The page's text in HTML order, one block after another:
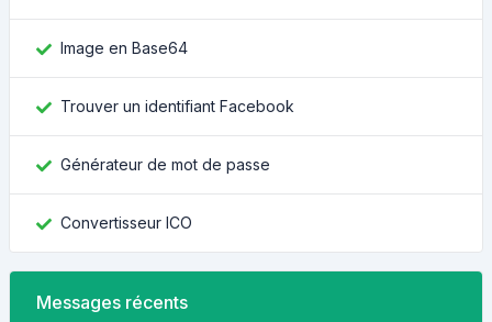
Image en Base64
Trouver un identifiant Facebook
Générateur de mot de passe
Convertisseur ICO
Messages récents